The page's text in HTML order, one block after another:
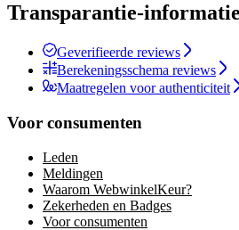
Transparantie-informatie
Geverifieerde reviews
Berekeningsschema reviews
Maatregelen voor authenticiteit
Voor consumenten
Leden
Meldingen
Waarom WebwinkelKeur?
Zekerheden en Badges
Voor consumenten